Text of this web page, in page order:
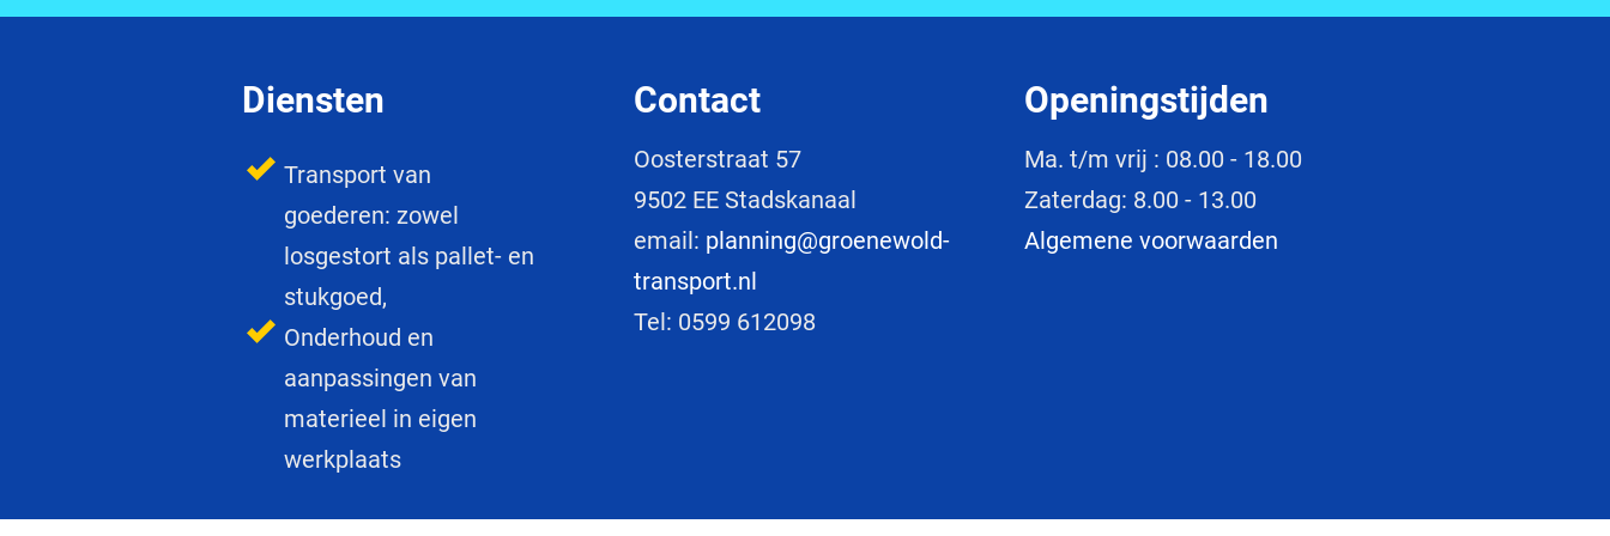
Diensten
​Transport van
goederen: zowel
losgestort als pallet- en
stukgoed,
Onderhoud en
aanpassingen van
materieel in eigen
werkplaats
Contact
Oosterstraat 57
9502 EE Stadskanaal
email: planning@groenewold-
transport.nl
Tel: 0599 612098
Openingstijden
Ma. t/m vrij : 08.00 - 18.00
Zaterdag: 8.00 - 13.00
Algemene voorwaarden